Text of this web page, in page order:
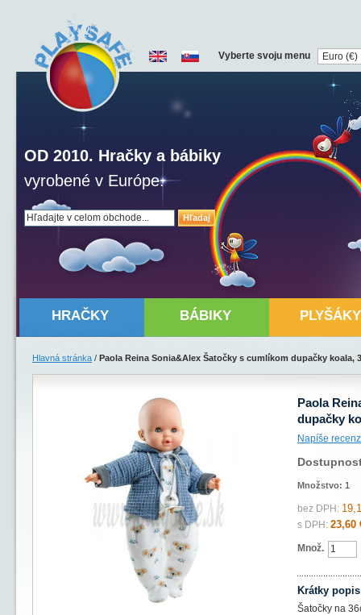
Hľadaj
OD 2010. Hračky a bábiky
vyrobené v Európe.
Vyberte svoju menu
HRAČKY BÁBIKY PLYŠÁKY
Hlavná stránka / Paola Reina Sonia&Alex Šatočky s cumlíkom dupačky koala,
Paola
dupačky
Napíše
Množstvo: 1
bez DPH:
s DPH: 23,60
Množ.
Krátky popis
Šatočky na